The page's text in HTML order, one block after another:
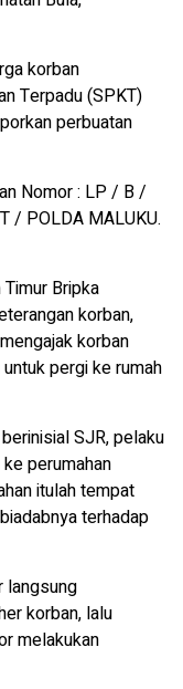
korban
Terpadu (SPKT)
perbuatan
Nomor : LP / B /
/ POLDA MALUKU.
Bripka
korban,
korban
pergi ke rumah
SJR, pelaku
perumahan
itulah tempat
terhadap
langsung
korban, lalu
melakukan